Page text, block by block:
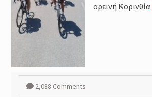
ορεινή Κορινθία
2,088 Comments